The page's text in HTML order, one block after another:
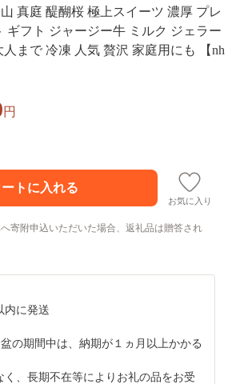
真庭 醍醐桜 極上スイーツ 濃厚 プレ
ギフト ジャージー牛 ミルク ジェラー
人まで 冷凍 人気 贅沢 家庭用にも 【nh
円
お気に入り
寄附申込いただいた場合、返礼品は贈答され
内に発送
の期間中は、納期が１ヵ月以上かかる
、長期不在等によりお礼の品をお受